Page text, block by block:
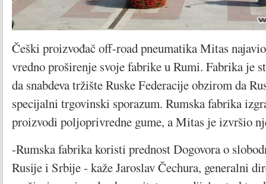
Češki proizvođač off-road pneumatika Mitas
vredno proširenje svoje fabrike u Rumi. Fabrika je
da snabdeva tržište Ruske Federacije obzirom da
specijalni trgovinski sporazum. Rumska fabrika
proizvodi poljoprivredne gume, a Mitas je izvršio
-Rumska fabrika koristi prednost Dogovora o
Rusije i Srbije - kaže Jaroslav Čechura, generalni